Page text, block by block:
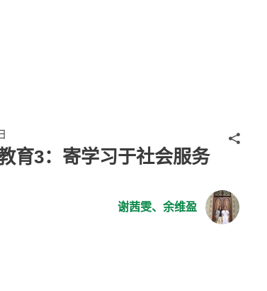
育3：寄学习于社会服务
谢茜雯、余维盈
分享